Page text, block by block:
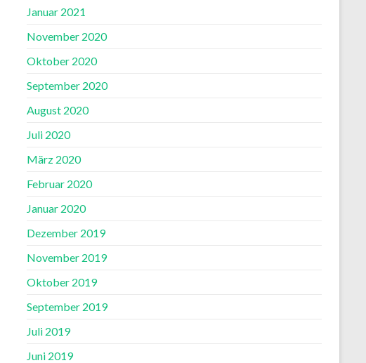
Januar 2021
November 2020
Oktober 2020
September 2020
August 2020
Juli 2020
März 2020
Februar 2020
Januar 2020
Dezember 2019
November 2019
Oktober 2019
September 2019
Juli 2019
Juni 2019